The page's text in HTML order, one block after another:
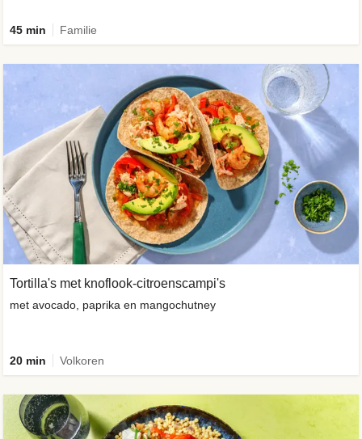
45 min Familie
Tortilla's met knoflook-citroenscampi's
met avocado, paprika en mangochutney
20 min Volkoren